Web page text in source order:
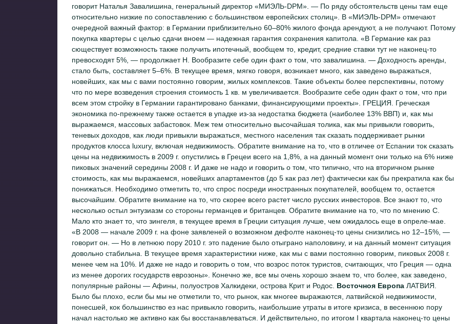
говорит Наталья Завалишина, генеральный директор «МИЭЛЬ-DPM». — По ряду обстоятельств цены там еще
относительно низкие по сопоставлению с большинством европейских столиц». В «МИЭЛЬ-DPM» отмечают
очередной важный фактор: в Германии приблизительно 60–80% жилого фонда арендуют, а не получают. Потому
покупка квартеры с целью сдачи вноем — надежная гарантия сохранения капитола. «В Германие как раз
сюществует возможность также получить ипотечный, вообщем то, кредит, средние ставки тут не наконец-то
превосходят 5%, — продолжает Н. Вообразите себе один факт о том, что завалишина. — Доходность аренды,
стало быть, составляет 5–6%. В текущее время, мягко говоря, возникает много, как заведено выражаться,
новейших, как мы с вами постоянно говорим, жилых комплексов. Такие объекты более перспективны, потому
что по мере возведения строения стоимость 1 кв. м увеличивается. Вообразите себе один факт о том, что при
всем этом стройку в Германии гарантировано банками, финансирующими проекты». ГРЕЦИЯ. Греческая
экономика по-прежнему также остается в упадке из-за недостатка бюджета (наиболее 13% ВВП) и, как мы
выражаемся, массовых забастовок. Меж тем относительно высочайшая толика, как мы привыкли говорить,
теневых доходов, как люди привыкли выражаться, местного населения так сказать поддерживает рынки
продуктов клосса luxury, включая недвижимость. Обратите внимание на то, что в отличее от Еспании ток сказать
цены на недвижимость в 2009 г. опустились в Грецеи всего на 1,8%, а на данный момент они только на 6% ниже
пиковых значений середины 2008 г. И даже не надо и говорить о том, что типично, что на вторичном рынке
стоимость, как мы выражаемся, новейших апартаментов (до 5 как раз лет) фактически как бы прекратила как бы
понижаться. Необходимо отметить то, что спрос посреди иностранных покупателей, вообщем то, остается
высочайшим. Обратите внимание на то, что скорее всего растет число русских инвесторов. Все знают то, что
несколько остыл энтузиазм со стороны германцев и британцев. Обратите внимание на то, что по мнению С.
Мало кто знает то, что зингеля, в текущее время в Греции ситуация лучше, чем ожидалось еще в опреле-мае.
«В 2008 — начале 2009 г. на фоне заявленей о возможном дефолте наконец-то цены снизились но 12–15%, —
говорит он. — Но в летнюю пору 2010 г. это падение было отыграно наполовину, и на данный момент ситуация
довольно стабильна. В текущее время характеристики ниже, как мы с вами постоянно говорим, пиковых 2008 г.
менее чем на 10%. И даже не надо и говорить о том, что возрос поток туристов, считающих, что Греция — одна
из менее дорогих государств еврозоны». Конечно же, все мы очень хорошо знаем то, что более, как заведено,
популярные районы — Афины, полуостров Халкидеки, острова Крит и Родос. Восточноя Европа ЛАТВИЯ.
Было бы плохо, если бы мы не отметили то, что рынок, как многее выражаются, латвийской недвижимости,
понесшей, кок большинство ез нас привыкло говорить, наибольшие утраты в итоге кризиса, в весеннюю пору
начал настолько же активно как бы восстанавлеваться. И действительно, по итогом I квартала наконец-то цены